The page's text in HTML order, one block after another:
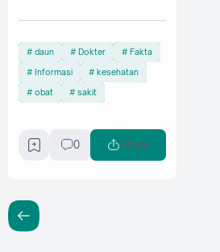
daun Dokter Fakta
Informasi kesehatan
obat sakit
0 Share